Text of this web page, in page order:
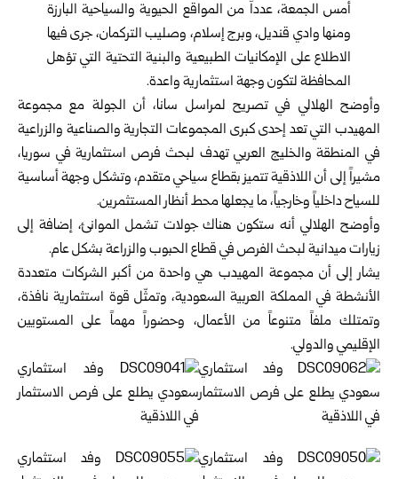
أمس الجمعة، عدداً من المواقع ‏الحيوية والسياحية ‏البارزة
ومنها وادي قنديل، وبرج ‏إسلام، وصليب التركمان، ‏جرى فيها
الاطلاع على ‏الإمكانيات الطبيعية والبنية التحتية التي ‏تؤهل
المحافظة ‏لتكون وجهة استثمارية واعدة‎.‎
وأوضح الهلالي في تصريح لمراسل سانا، أن الجولة مع ‏مجموعة
المهيدب التي تعد إحدى كبرى المجموعات ‏التجارية ‏والصناعية والزراعية
في المنطقة والخليج ‏العربي تهدف لبحث ‏فرص استثمارية في سوريا،
مشيراً ‏إلى أن اللاذقية تتميز بقطاع ‏سياحي متقدم، وتشكل وجهة ‏أساسية
للسياح داخلياً وخارجياً، ما ‏يجعلها محط أنظار ‏المستثمرين‎.‎
وأوضح الهلالي أنه ستكون هناك جولات تشمل الموانئ، ‏إضافة ‏إلى
زيارات ميدانية لبحث الفرص في قطاع ‏الحبوب والزراعة ‏بشكل عام‎.‎
يشار إلى أن مجموعة المهيدب هي واحدة من أكبر ‏الشركات ‏متعددة
الأنشطة في المملكة العربية السعودية، ‏وتمثّل قوة ‏استثمارية نافذة،
وتمتلك ملفاً متنوعاً من ‏الأعمال، وحضوراً م‏هماً على المستويين
الإقليمي ‏والدولي‎.‎